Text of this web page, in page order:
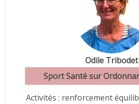
Odile Tribodet
Sport Santé sur
Activités : renforcement